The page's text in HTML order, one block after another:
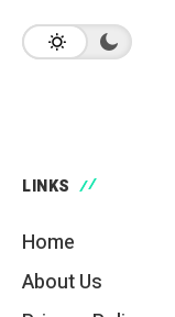
LINKS
Home
About Us